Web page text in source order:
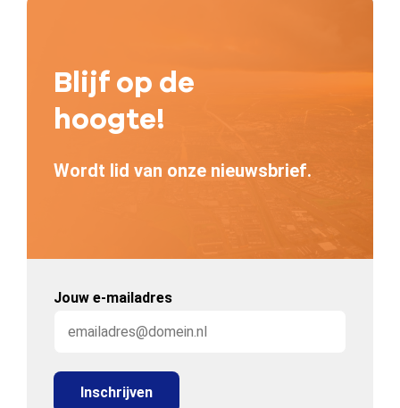
Blijf op de
hoogte!
Wordt lid van onze nieuwsbrief.
Jouw e-mailadres